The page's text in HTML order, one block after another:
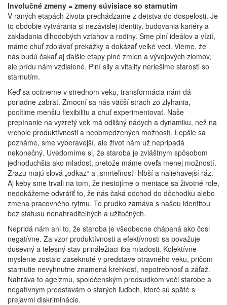
Involučné zmeny = zmeny súvisiace so starnutím
V raných etapách života prechádzame z detstva do dospelosti. Je
to obdobie vytvárania si nezávislej identity, budovania kariéry a
zakladania dlhodobých vzťahov a rodiny. Sme plní ideálov a vízií,
máme chuť zdolávať prekážky a dokázať veľké veci. Vieme, že
nás budú čakať aj ďalšie etapy plné zmien a vývojových zlomov,
ale prídu nám vzdialené. Plní sily a vitality neriešime starosti so
starnutím.
Keď sa ocitneme v strednom veku, transformácia nám dá
poriadne zabrať. Zmocní sa nás väčší strach zo zlyhania,
pocítime menšiu flexibilitu a chuť experimentovať. Naše
prepínanie na vyzretý vek má odlišný nádych a dynamiku, než na
vrchole produktívnosti a neobmedzených možností. Lepšie sa
poznáme, sme vyberavejší, ale život nám už nepripadá
nekonečný. Uvedomíme si, že staroba je zvláštnym spôsobom
jednoduchšia ako mladosť, pretože máme oveľa menej možností.
Zrazu majú slová „odkaz“ a „smrteľnosť“ hlbší a naliehavejší ráz.
Aj keby sme trvali na tom, že nestojíme o meniace sa životné role,
nedokážeme odvrátiť to, že nás čaká odchod do dôchodku alebo
zmena pracovného rytmu. To prudko zamáva s našou identitou
bez statusu nenahraditeľných a užitočných.
Nepridá nám ani to, že staroba je všeobecne chápaná ako čosi
negatívne. Za vzor produktívnosti a efektívnosti sa považuje
duševný a telesný stav prináležiaci iba mladosti. Kolektívne
myslenie zostalo zaseknuté v predstave otravného veku, pričom
starnutie nevyhnutne znamená krehkosť, nepotrebnosť a záťaž.
Nahráva to ageizmu, spoločenským predsudkom voči starobe a
negatívnym predstavám o starých ľuďoch, ktoré sú späté s
prejavmi diskriminácie.